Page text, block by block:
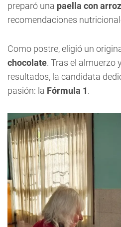
preparó una paella con
recomendaciones
Como postre, eligió un
chocolate. Tras el almuerzo
resultados, la candidata
pasión: la Fórmula 1.